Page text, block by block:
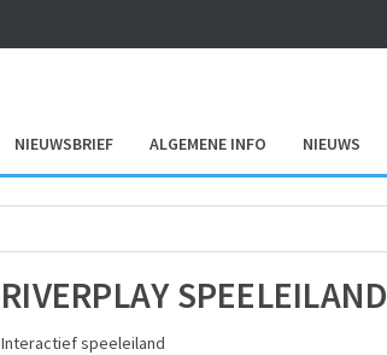
NIEUWSBRIEF ALGEMENE INFO NIEUWS
RIVERPLAY SPEELEILAND
Interactief speeleiland